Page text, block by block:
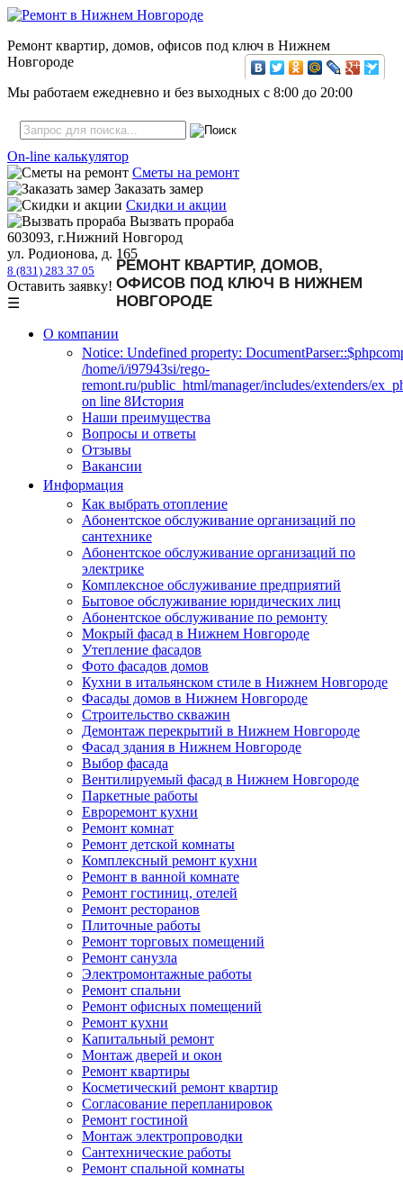
Ремонт квартир, домов, офисов под ключ в Нижнем
Новгороде
Мы работаем ежедневно и без выходных с 8:00 до 20:00
On-line калькулятор
Сметы на ремонт
Заказать замер
Скидки и акции
Вызвать прораба
603093, г.Нижний Новгород
ул. Родионова, д. 165
8 (831) 283 37 05
Оставить заявку!
☰
О компании
Notice: Undefined property:
/home/i/i97943si/rego-
remont.ru/public_html/manager/includes/extenders/
on line 8История
Наши преимущества
Вопросы и ответы
Отзывы
Вакансии
Информация
Как выбрать отопление
Абонентское обслуживание организаций по
сантехнике
Абонентское обслуживание организаций по
электрике
Комплексное обслуживание предприятий
Бытовое обслуживание юридических лиц
Абонентское обслуживание по ремонту
Мокрый фасад в Нижнем Новгороде
Утепление фасадов
Фото фасадов домов
Кухни в итальянском стиле в Нижнем Новгороде
Фасады домов в Нижнем Новгороде
Строительство скважин
Демонтаж перекрытий в Нижнем Новгороде
Фасад здания в Нижнем Новгороде
Выбор фасада
Вентилируемый фасад в Нижнем Новгороде
Паркетные работы
Евроремонт кухни
Ремонт комнат
Ремонт детской комнаты
Комплексный ремонт кухни
Ремонт в ванной комнате
Ремонт гостиниц, отелей
Ремонт ресторанов
Плиточные работы
Ремонт торговых помещений
Ремонт санузла
Электромонтажные работы
Ремонт спальни
Ремонт офисных помещений
Ремонт кухни
Капитальный ремонт
Монтаж дверей и окон
Ремонт квартиры
Косметический ремонт квартир
Согласование перепланировок
Ремонт гостиной
Монтаж электропроводки
Сантехнические работы
Ремонт спальной комнаты
РЕМОНТ КВАРТИР, ДОМОВ,
ОФИСОВ ПОД КЛЮЧ В НИЖНЕМ
НОВГОРОДЕ